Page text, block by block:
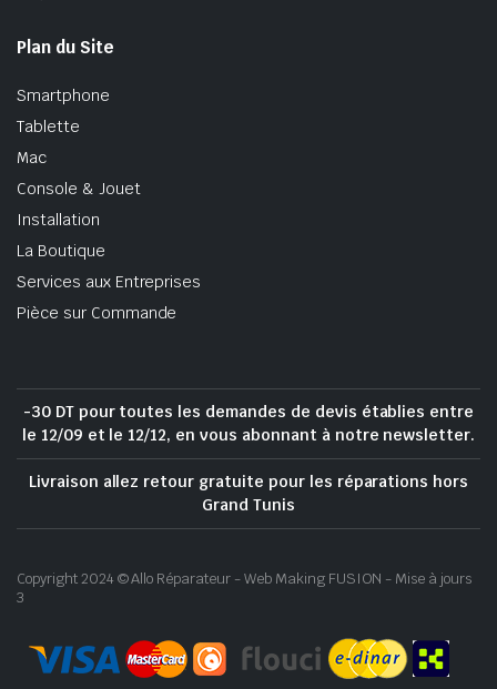
Plan du Site
Smartphone
Tablette
Mac
Console & Jouet
Installation
La Boutique
Services aux Entreprises
Pièce sur Commande
-30 DT pour toutes les demandes de devis établies entre
le 12/09 et le 12/12, en vous abonnant à notre newsletter.
Livraison allez retour gratuite pour les réparations hors
Grand Tunis
Copyright 2024 © Allo Réparateur - Web Making FUSION - Mise à jours
3